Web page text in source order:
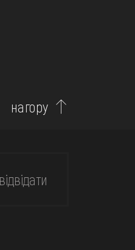
нагору
відвідати